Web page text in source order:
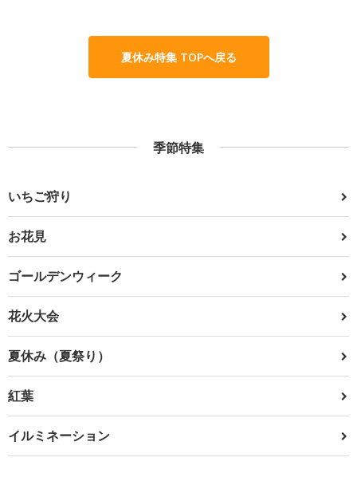
夏休み特集 TOPへ戻る
季節特集
いちご狩り
お花見
ゴールデンウィーク
花火大会
夏休み（夏祭り）
紅葉
イルミネーション